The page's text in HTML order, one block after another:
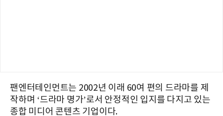
팬엔터테인먼트는 2002년 이래 60여 편의 드라마를 제
작하며 ‘드라마 명가’로서 안정적인 입지를 다지고 있는
종합 미디어 콘텐츠 기업이다.